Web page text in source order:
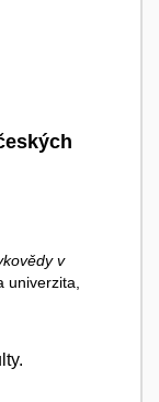
v
univerzita,